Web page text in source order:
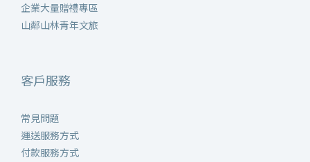
企業大量贈禮專區
山鄰山林青年文旅
客戶服務
常見問題
運送服務方式
付款服務方式